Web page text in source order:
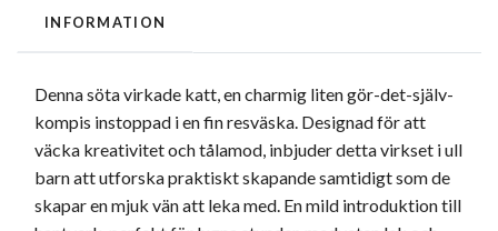
INFORMATION
Denna söta virkade katt, en charmig liten gör-det-själv-
kompis instoppad i en fin resväska. Designad för att
väcka kreativitet och tålamod, inbjuder detta virkset i ull
barn att utforska praktiskt skapande samtidigt som de
skapar en mjuk vän att leka med. En mild introduktion till